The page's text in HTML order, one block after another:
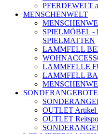
PFERDEWELT
MENSCHENWELT
SPIELMÖBEL -
SPIELMATTEN
LAMMFELL
LAMMFELLE
LAMMFELL
SONDERANGEBOTE
OUTLET Artikel
OUTLET